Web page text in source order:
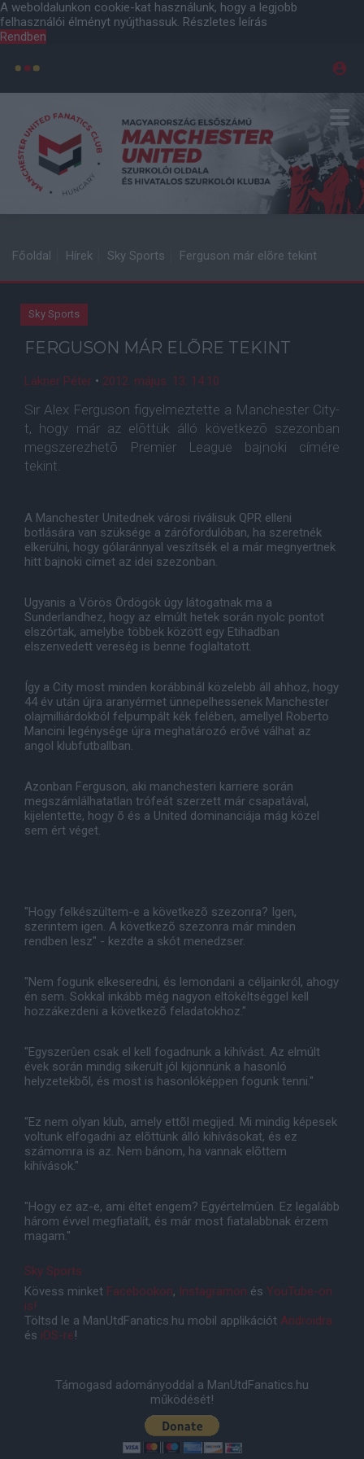
A weboldalunkon cookie-kat használunk, hogy a legjobb
felhasználói élményt nyújthassuk. Részletes leírás
Rendben
Főoldal Hírek Sky Sports Ferguson már elõre tekint
Sky Sports
FERGUSON MÁR ELÕRE TEKINT
Lakner Péter • 2012. május. 13. 14:10
Sir Alex Ferguson figyelmeztette a Manchester City-
t, hogy már az elõttük álló következõ szezonban
megszerezhetõ Premier League bajnoki címére
tekint.
A Manchester Unitednek városi riválisuk QPR elleni
botlására van szüksége a zárófordulóban, ha szeretnék
elkerülni, hogy gólaránnyal veszítsék el a már megnyertnek
hitt bajnoki címet az idei szezonban.
Ugyanis a Vörös Ördögök úgy látogatnak ma a
Sunderlandhez, hogy az elmúlt hetek során nyolc pontot
elszórtak, amelybe többek között egy Etihadban
elszenvedett vereség is benne foglaltatott.
Így a City most minden korábbinál közelebb áll ahhoz, hogy
44 év után újra aranyérmet ünnepelhessenek Manchester
olajmilliárdokból felpumpált kék felében, amellyel Roberto
Mancini legénysége újra meghatározó erõvé válhat az
angol klubfutballban.
Azonban Ferguson, aki manchesteri karriere során
megszámlálhatatlan trófeát szerzett már csapatával,
kijelentette, hogy õ és a United dominanciája mág közel
sem ért véget.
"Hogy felkészültem-e a következõ szezonra? Igen,
szerintem igen. A következõ szezonra már minden
rendben lesz" - kezdte a skót menedzser.
"Nem fogunk elkeseredni, és lemondani a céljainkról, ahogy
én sem. Sokkal inkább még nagyon eltökéltséggel kell
hozzákezdeni a következõ feladatokhoz."
"Egyszerûen csak el kell fogadnunk a kihívást. Az elmúlt
évek során mindig sikerült jól kijönnünk a hasonló
helyzetekbõl, és most is hasonlóképpen fogunk tenni."
"Ez nem olyan klub, amely ettõl megijed. Mi mindig képesek
voltunk elfogadni az elõttünk álló kihívásokat, és ez
számomra is az. Nem bánom, ha vannak elõttem
kihívások."
"Hogy ez az-e, ami éltet engem? Egyértelmûen. Ez legalább
három évvel megfiatalít, és már most fiatalabbnak érzem
magam."
Sky Sports
Kövess minket Facebookon, Instagramon és YouTube-on
is!
Töltsd le a ManUtdFanatics.hu mobil applikációt Androidra
és iOS-re!
Támogasd adományoddal a ManUtdFanatics.hu
működését!